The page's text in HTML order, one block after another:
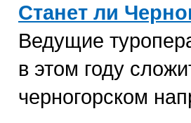
Станет ли
Ведущие
в этом году
черногорском